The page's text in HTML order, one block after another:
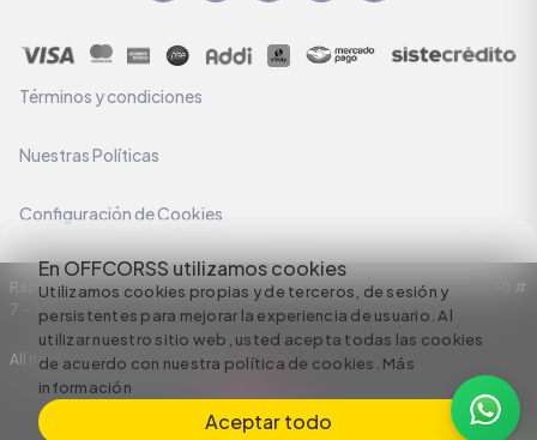
En OFFCORSS utilizamos cookies
Utilizamos cookies propias y de terceros, de sesión y
persistentes para mejorar la experiencia de usuario. Al
utilizar nuestro sitio web, usted acepta todas las cookies
de acuerdo con nuestra política de cookies. Más
información
Aceptar todo
Términos y condiciones
Nuestras Políticas
Configuración de Cookies
Razón Social: C.I HERMECO S.A. NIT: 890924167-6 Dirección: Carrera 50 #
7 – 35
All rights reserved empowered by